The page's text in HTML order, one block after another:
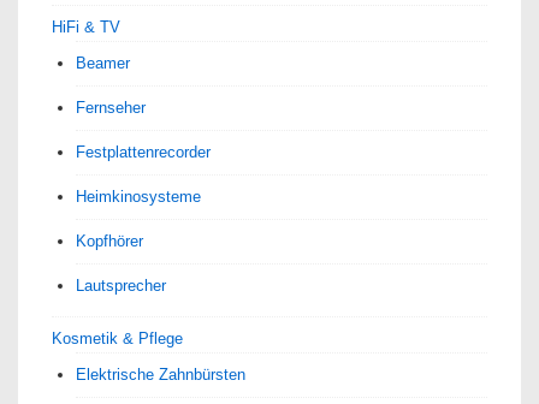
HiFi & TV
Beamer
Fernseher
Festplattenrecorder
Heimkinosysteme
Kopfhörer
Lautsprecher
Kosmetik & Pflege
Elektrische Zahnbürsten